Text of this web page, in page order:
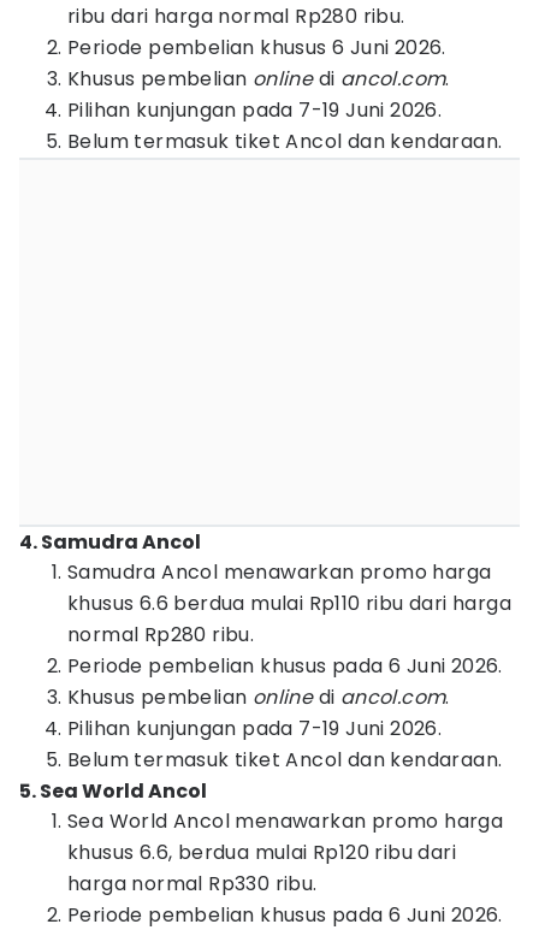
ribu dari harga normal Rp280 ribu.
Periode pembelian khusus 6 Juni 2026.
Khusus pembelian onlinedi ancol.com.
Pilihan kunjungan pada 7-19 Juni 2026.
Belum termasuk tiket Ancol dan kendaraan.
4. Samudra Ancol
Samudra Ancol menawarkan promo harga
khusus 6.6 berdua mulai Rp110 ribu dari harga
normal Rp280 ribu.
Periode pembelian khusus pada 6 Juni 2026.
Khusus pembelian onlinedi ancol.com.
Pilihan kunjungan pada 7-19 Juni 2026.
Belum termasuk tiket Ancol dan kendaraan.
5. Sea World Ancol
Sea World Ancol menawarkan promo harga
khusus 6.6, berdua mulai Rp120 ribu dari
harga normal Rp330 ribu.
Periode pembelian khusus pada 6 Juni 2026.